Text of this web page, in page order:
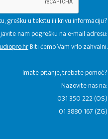
grešku u tekstu ili krivu informaciju?
nam pogrešku na e-mail adresu:
Biti ćemo Vam vrlo zahvalni.
​Imate pitanje, trebate pomoć?
Nazovite nas na:
031 350 222 (OS)
01 3880 167 (ZG)